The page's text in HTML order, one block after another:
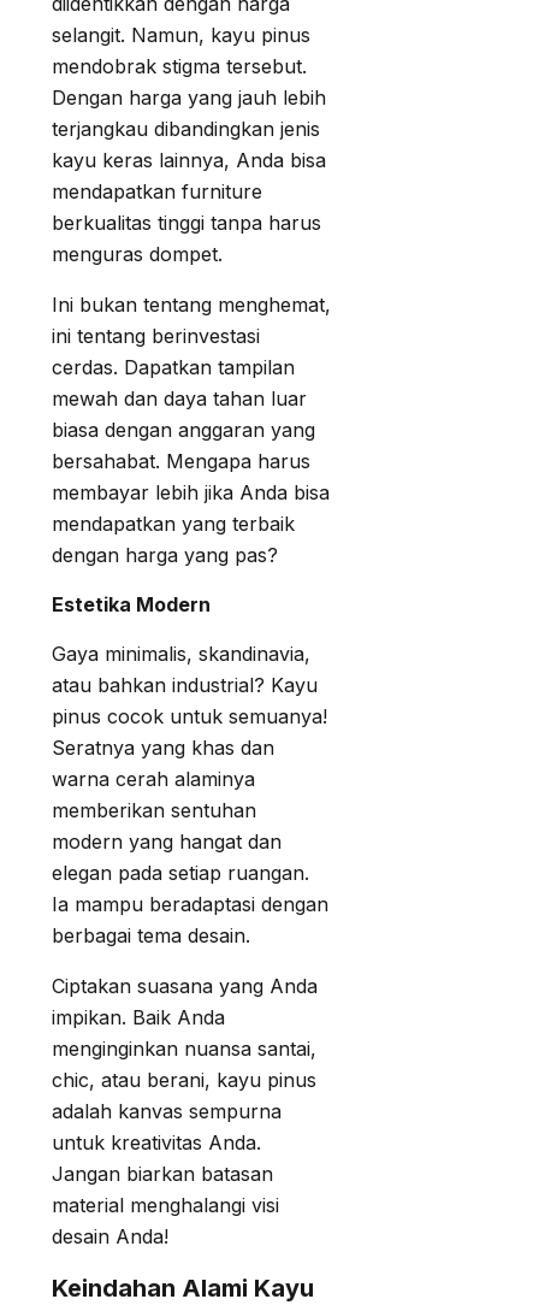
selangit. Namun, kayu pinus
mendobrak stigma tersebut.
Dengan harga yang jauh lebih
terjangkau dibandingkan jenis
kayu keras lainnya, Anda bisa
mendapatkan furniture
berkualitas tinggi tanpa harus
menguras dompet.
Ini bukan tentang menghemat,
ini tentang berinvestasi
cerdas. Dapatkan tampilan
mewah dan daya tahan luar
biasa dengan anggaran yang
bersahabat. Mengapa harus
membayar lebih jika Anda bisa
mendapatkan yang terbaik
dengan harga yang pas?
Estetika Modern
Gaya minimalis, skandinavia,
atau bahkan industrial? Kayu
pinus cocok untuk semuanya!
Seratnya yang khas dan
warna cerah alaminya
memberikan sentuhan
modern yang hangat dan
elegan pada setiap ruangan.
Ia mampu beradaptasi dengan
berbagai tema desain.
Ciptakan suasana yang Anda
impikan. Baik Anda
menginginkan nuansa santai,
chic, atau berani, kayu pinus
adalah kanvas sempurna
untuk kreativitas Anda.
Jangan biarkan batasan
material menghalangi visi
desain Anda!
Keindahan Alami Kayu